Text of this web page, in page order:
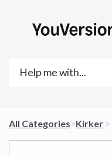
All Categories​>​​Kirker ​ > ​